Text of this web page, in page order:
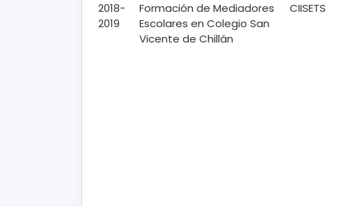
2018-
2019
Formación de Mediadores
Escolares en Colegio San
Vicente de Chillán
CIISETS